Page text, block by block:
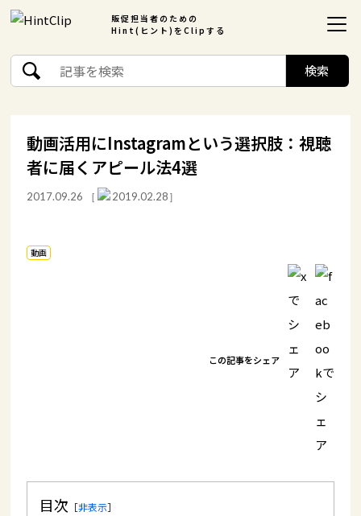
販促担当者のための
Hint(ヒント)をClipする
動画活用にInstagramという選択肢：視聴
者に届くアピール法4選
2017.09.26 ［ 2019.02.28］
動画
この記事をシェア
目次 ［非表示］